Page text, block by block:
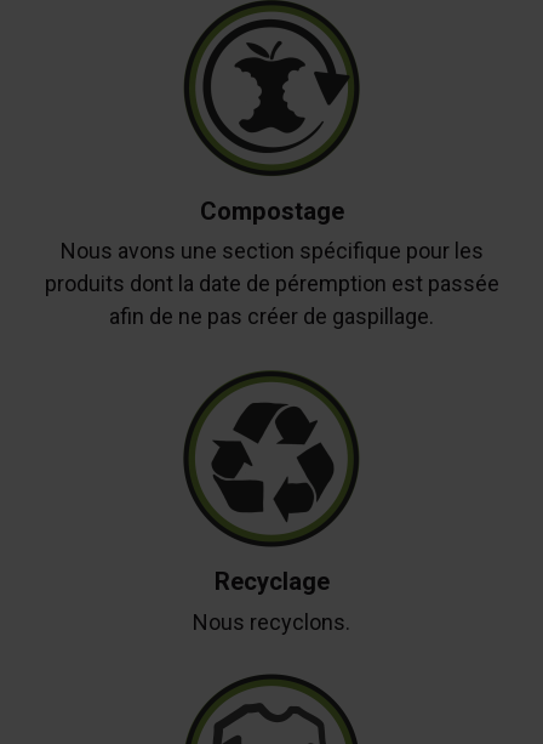
Compostage
Nous avons une section spécifique pour les
produits dont la date de péremption est passée
afin de ne pas créer de gaspillage.
Recyclage
Nous recyclons.